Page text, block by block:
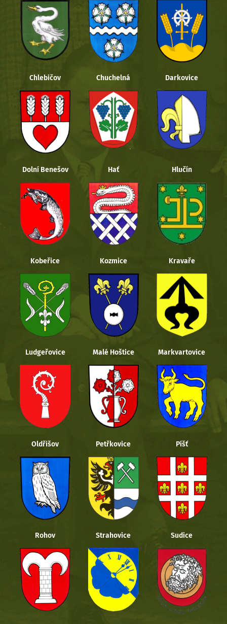
Chlebičov Chuchelná Darkovice
Dolní Benešov Hať Hlučín
Kobeřice Kozmice Kravaře
Ludgeřovice Malé Hoštice Markvartovice
Oldřišov Petřkovice Píšť
Rohov Strahovice Sudice